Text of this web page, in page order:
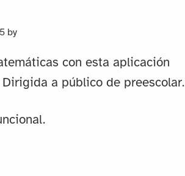
by
con esta aplicación
a público de preescolar.